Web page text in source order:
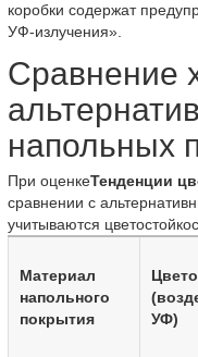
коробки содержат
УФ-излучения».
Сравнение
напольных
При оценкеТенденции
сравнении с
учитываются
Материал
напольного
покрытия
УФ)